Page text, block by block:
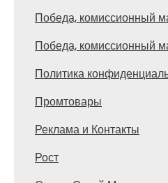
Победа, комиссионный
Победа, комиссионный
Политика
Промтовары
Реклама и Контакты
Рост